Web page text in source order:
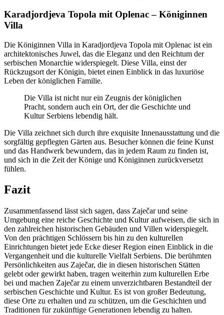
Karadjordjeva Topola mit Oplenac – Königinnen
Villa
Die Königinnen Villa in Karadjordjeva Topola mit Oplenac ist ein
architektonisches Juwel, das die Eleganz und den Reichtum der
serbischen Monarchie widerspiegelt. Diese Villa, einst der
Rückzugsort der Königin, bietet einen Einblick in das luxuriöse
Leben der königlichen Familie.
Die Villa ist nicht nur ein Zeugnis der königlichen
Pracht, sondern auch ein Ort, der die Geschichte und
Kultur Serbiens lebendig hält.
Die Villa zeichnet sich durch ihre exquisite Innenausstattung und die
sorgfältig gepflegten Gärten aus. Besucher können die feine Kunst
und das Handwerk bewundern, das in jedem Raum zu finden ist,
und sich in die Zeit der Könige und Königinnen zurückversetzt
fühlen.
Fazit
Zusammenfassend lässt sich sagen, dass Zaječar und seine
Umgebung eine reiche Geschichte und Kultur aufweisen, die sich in
den zahlreichen historischen Gebäuden und Villen widerspiegelt.
Von den prächtigen Schlössern bis hin zu den kulturellen
Einrichtungen bietet jede Ecke dieser Region einen Einblick in die
Vergangenheit und die kulturelle Vielfalt Serbiens. Die berühmten
Persönlichkeiten aus Zaječar, die in diesen historischen Stätten
gelebt oder gewirkt haben, tragen weiterhin zum kulturellen Erbe
bei und machen Zaječar zu einem unverzichtbaren Bestandteil der
serbischen Geschichte und Kultur. Es ist von großer Bedeutung,
diese Orte zu erhalten und zu schützen, um die Geschichten und
Traditionen für zukünftige Generationen lebendig zu halten.